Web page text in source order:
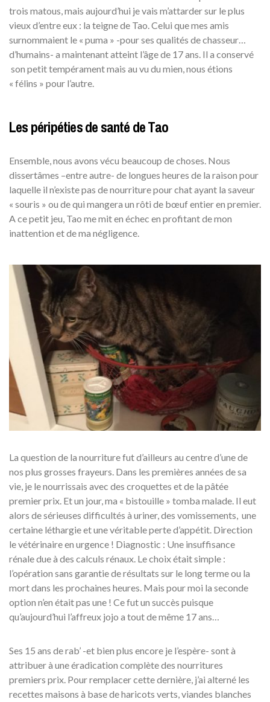
trois matous, mais aujourd’hui je vais m’attarder sur le plus
vieux d’entre eux : la teigne de Tao. Celui que mes amis
surnommaient le « puma » -pour ses qualités de chasseur…
d’humains- a maintenant atteint l’âge de 17 ans. Il a conservé
son petit tempérament mais au vu du mien, nous étions
« félins » pour l’autre.
Les péripéties de santé de Tao
Ensemble, nous avons vécu beaucoup de choses. Nous
dissertâmes –entre autre- de longues heures de la raison pour
laquelle il n’existe pas de nourriture pour chat ayant la saveur
« souris » ou de qui mangera un rôti de bœuf entier en premier.
A ce petit jeu, Tao me mit en échec en profitant de mon
inattention et de ma négligence.
La question de la nourriture fut d’ailleurs au centre d’une de
nos plus grosses frayeurs. Dans les premières années de sa
vie, je le nourrissais avec des croquettes et de la pâtée
premier prix. Et un jour, ma « bistouille » tomba malade. Il eut
alors de sérieuses difficultés à uriner, des vomissements, une
certaine léthargie et une véritable perte d’appétit. Direction
le vétérinaire en urgence ! Diagnostic : Une insuffisance
rénale due à des calculs rénaux. Le choix était simple :
l’opération sans garantie de résultats sur le long terme ou la
mort dans les prochaines heures. Mais pour moi la seconde
option n’en était pas une ! Ce fut un succès puisque
qu’aujourd’hui l’affreux jojo a tout de même 17 ans…
Ses 15 ans de rab’ -et bien plus encore je l’espère- sont à
attribuer à une éradication complète des nourritures
premiers prix. Pour remplacer cette dernière, j’ai alterné les
recettes maisons à base de haricots verts, viandes blanches